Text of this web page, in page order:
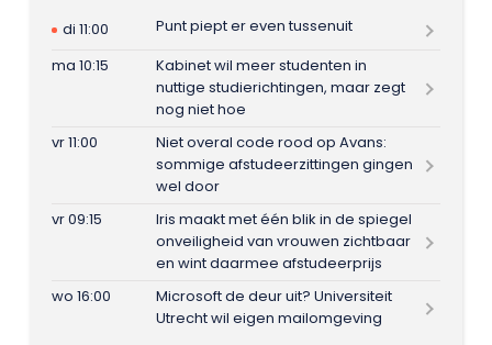
di 11:00
Punt piept er even tussenuit
ma 10:15
Kabinet wil meer studenten in
nuttige studierichtingen, maar zegt
nog niet hoe
vr 11:00
Niet overal code rood op Avans:
sommige afstudeerzittingen gingen
wel door
vr 09:15
Iris maakt met één blik in de spiegel
onveiligheid van vrouwen zichtbaar
en wint daarmee afstudeerprijs
wo 16:00
Microsoft de deur uit? Universiteit
Utrecht wil eigen mailomgeving